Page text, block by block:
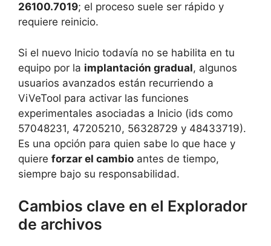
26100.7019; el proceso suele ser rápido y
requiere reinicio.
Si el nuevo Inicio todavía no se habilita en tu
equipo por la implantación gradual, algunos
usuarios avanzados están recurriendo a
ViVeTool para activar las funciones
experimentales asociadas a Inicio (ids como
57048231, 47205210, 56328729 y 48433719).
Es una opción para quien sabe lo que hace y
quiere forzar el cambio antes de tiempo,
siempre bajo su responsabilidad.
Cambios clave en el Explorador
de archivos